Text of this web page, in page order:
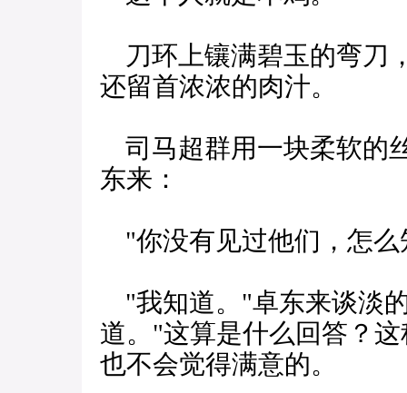
刀环上镶满碧玉的弯刀
还留首浓浓的肉汁。
司马超群用一块柔软的
东来：
"你没有见过他们，怎么
"我知道。"卓东来谈淡
道。"这算是什么回答？
也不会觉得满意的。